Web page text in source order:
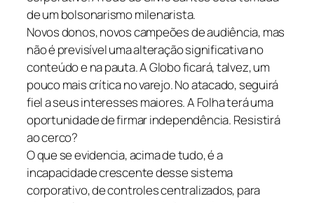
de um bolsonarismo milenarista.
Novos donos, novos campeões de audiência, mas
não é previsível uma alteração significativa no
conteúdo e na pauta. A Globo ficará, talvez, um
pouco mais crítica no varejo. No atacado, seguirá
fiel a seus interesses maiores. A Folha terá uma
oportunidade de firmar independência. Resistirá
ao cerco?
O que se evidencia, acima de tudo, é a
incapacidade crescente desse sistema
corporativo, de controles centralizados, para